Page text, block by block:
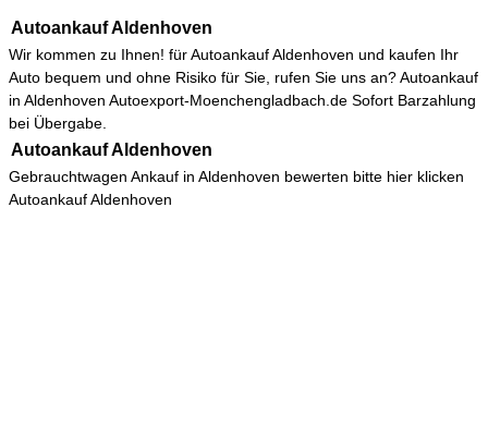
Autoankauf Aldenhoven
Wir kommen zu Ihnen! fürAutoankauf Aldenhoven und kaufen Ihr
Auto bequem und ohne Risiko für Sie, rufen Sie uns an? Autoankauf
in Aldenhoven Autoexport-Moenchengladbach.de Sofort Barzahlung
bei Übergabe.
Autoankauf Aldenhoven
Gebrauchtwagen Ankauf in Aldenhoven bewerten bitte hier klicken
Autoankauf Aldenhoven